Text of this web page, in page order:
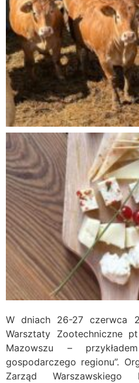
W dniach 26-27 czerwca
Warsztaty Zootechniczne
Mazowszu –
gospodarczego regionu”.
Zarząd Warszawskiego